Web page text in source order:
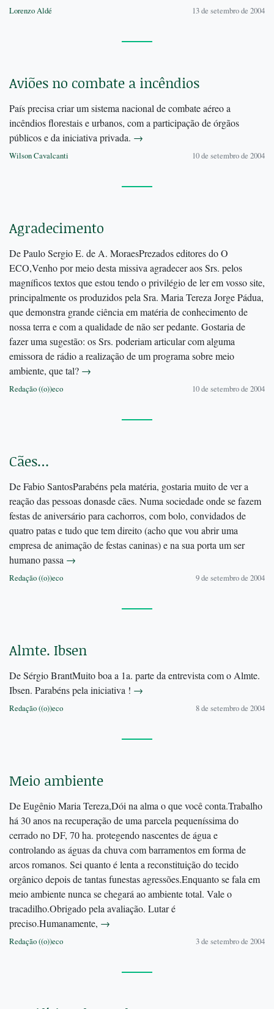
Lorenzo Aldé 13 de setembro de 2004
Aviões no combate a incêndios
País precisa criar um sistema nacional de combate aéreo a
incêndios florestais e urbanos, com a participação de órgãos
públicos e da iniciativa privada. →
Wilson Cavalcanti 10 de setembro de 2004
Agradecimento
De Paulo Sergio E. de A. MoraesPrezados editores do O
ECO,Venho por meio desta missiva agradecer aos Srs. pelos
magníficos textos que estou tendo o privilégio de ler em vosso site,
principalmente os produzidos pela Sra. Maria Tereza Jorge Pádua,
que demonstra grande ciência em matéria de conhecimento de
nossa terra e com a qualidade de não ser pedante. Gostaria de
fazer uma sugestão: os Srs. poderiam articular com alguma
emissora de rádio a realização de um programa sobre meio
ambiente, que tal? →
Redação ((o))eco 10 de setembro de 2004
Cães…
De Fabio SantosParabéns pela matéria, gostaria muito de ver a
reação das pessoas donasde cães. Numa sociedade onde se fazem
festas de aniversário para cachorros, com bolo, convidados de
quatro patas e tudo que tem direito (acho que vou abrir uma
empresa de animação de festas caninas) e na sua porta um ser
humano passa →
Redação ((o))eco 9 de setembro de 2004
Almte. Ibsen
De Sérgio BrantMuito boa a 1a. parte da entrevista com o Almte.
Ibsen. Parabéns pela iniciativa ! →
Redação ((o))eco 8 de setembro de 2004
Meio ambiente
De Eugênio Maria Tereza,Dói na alma o que você conta.Trabalho
há 30 anos na recuperação de uma parcela pequeníssima do
cerrado no DF, 70 ha. protegendo nascentes de água e
controlando as águas da chuva com barramentos em forma de
arcos romanos. Sei quanto é lenta a reconstituição do tecido
orgânico depois de tantas funestas agressões.Enquanto se fala em
meio ambiente nunca se chegará ao ambiente total. Vale o
tracadilho.Obrigado pela avaliação. Lutar é
preciso.Humanamente, →
Redação ((o))eco 3 de setembro de 2004